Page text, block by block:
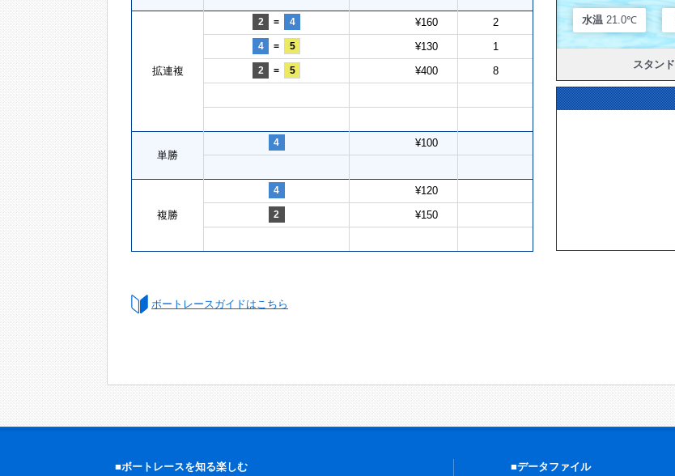
拡連複
2 = 4 ¥160 2
4 = 5 ¥130 1
2 = 5 ¥400 8
単勝
4 ¥100
複勝
4 ¥120
2 ¥150
水温 21.0℃
スタンド
ボートレースガイドはこちら
■ボートレースを知る楽しむ ■データファイル